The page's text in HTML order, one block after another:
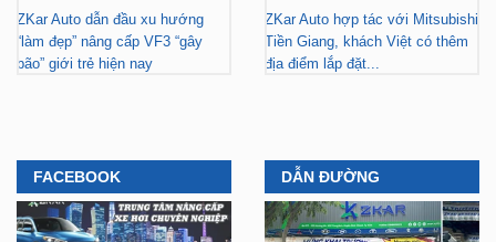
ZKar Auto dẫn đầu xu hướng
“làm đẹp” nâng cấp VF3 “gây
bão” giới trẻ hiện nay
ZKar Auto hợp tác với Mitsubishi
Tiền Giang, khách Việt có thêm
địa điểm lắp đặt...
FACEBOOK DẪN ĐƯỜNG